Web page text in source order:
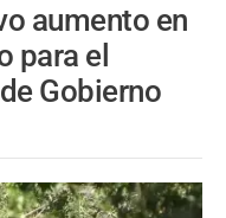
aumento en
para el
Gobierno